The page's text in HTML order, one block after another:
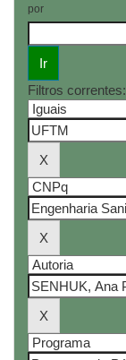
por
Filtros correntes: